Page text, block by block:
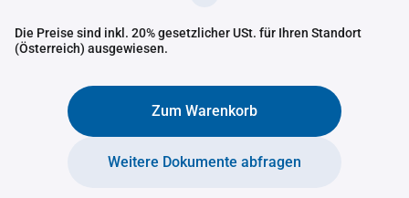
Die Preise sind inkl. 20% gesetzlicher USt. für Ihren Standort
(Österreich) ausgewiesen.
Zum Warenkorb
Weitere Dokumente abfragen